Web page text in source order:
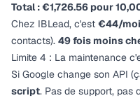
Total : €1,726.56 pour
Chez IBLead, c'est €44/
contacts). 49 fois moins
Limite 4 : La maintenance
Si Google change son API
script. Pas de support, pas